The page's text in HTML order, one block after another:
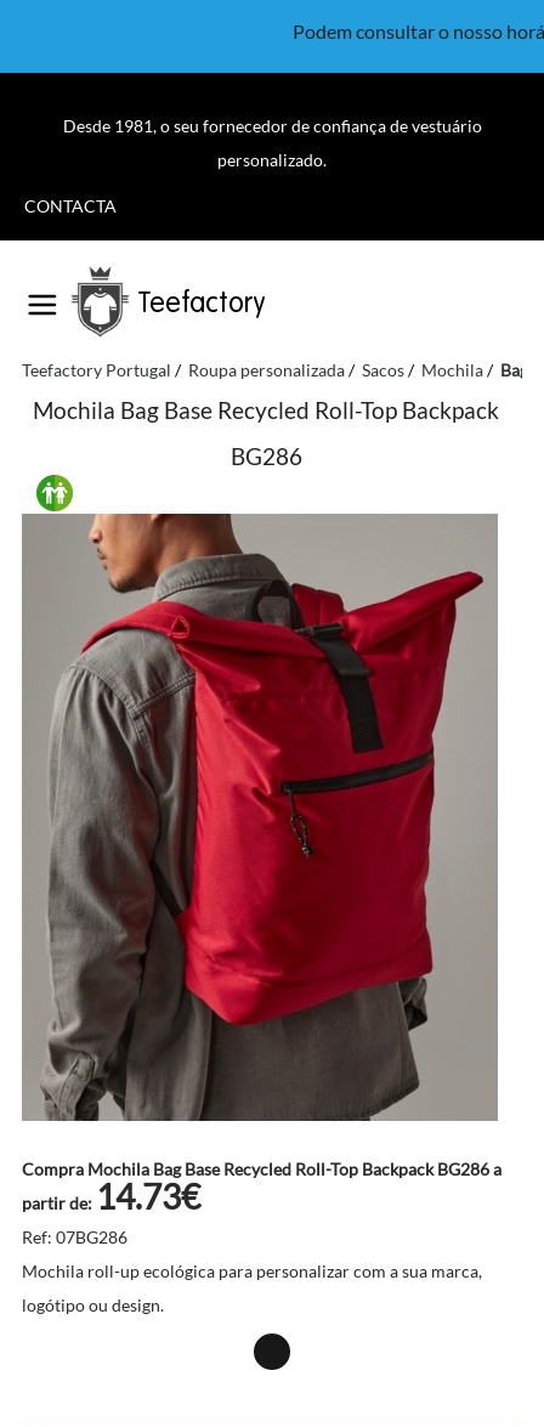
Podem consultar o nosso
Desde 1981, o seu fornecedor de confiança de vestuário
personalizado.
CONTACTA
Teefactory
Teefactory Portugal Roupa personalizada Sacos Mochila Bag
Mochila Bag Base Recycled Roll-Top Backpack
BG286
Compra Mochila Bag Base Recycled Roll-Top Backpack BG286 a
partir de: 14.73€
Ref: 07BG286
Mochila roll-up ecológica para personalizar com a sua marca,
logótipo ou design.